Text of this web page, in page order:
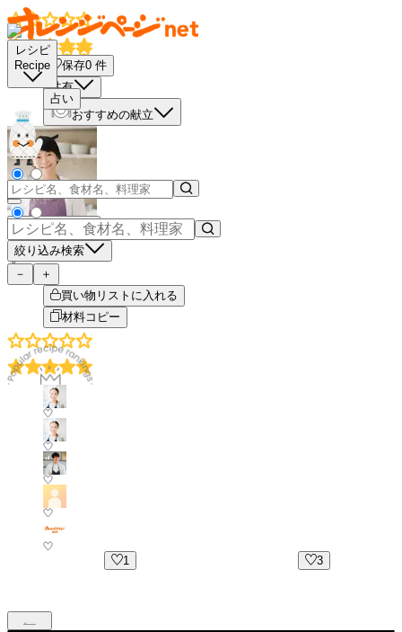
レシピ
Recipe
占い
絞り込み検索
保存0 件
共有
おすすめの献立
もっと見る
－
＋
買い物リストに入れる
材料コピー
1 3